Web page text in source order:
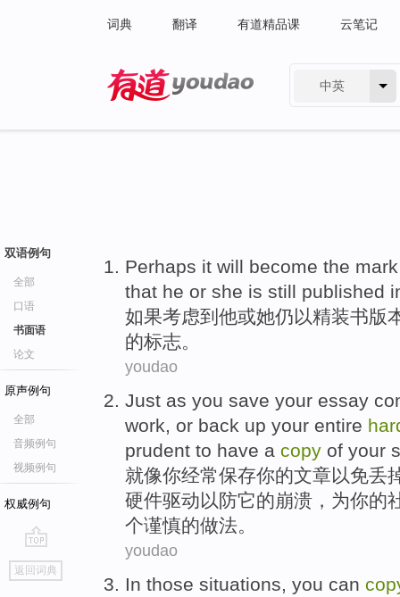
词典 翻译 有道精品课 云笔记
中英
双语例句
全部
口语
书面语
论文
原声例句
全部
音频例句
视频例句
权威例句
go
top
返回词典
Perhaps it will become the mark
that he or she is still published
如果考虑到 他或她仍以精装书版
的标志。
youdao
Just as you save your essay
work, or back up your entire
prudent to have a copy of your
就像你经常保存你的文章以免丢
硬件驱动以防它的崩溃 ，为你的
个谨慎的做法。
youdao
In those situations you can